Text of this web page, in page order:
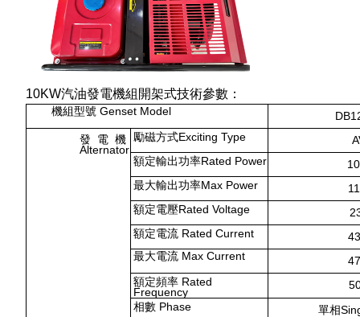
10KW汽油發電機組開架式技術參數：
機組型號 Genset Model
發 電 機
Alternator
勵磁方式Exciting Type
額定輸出功率Rated Power
最大輸出功率Max Power
額定電壓Rated Voltage
額定電流 Rated Current
最大電流 Max Current
額定頻率 Rated
Frequency
相數 Phase
單相